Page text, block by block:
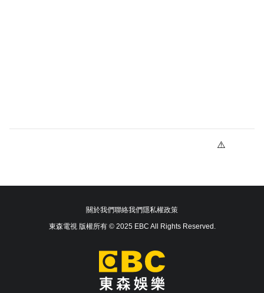
關於我們聯絡我們隱私權政策
東森電視 版權所有 © 2025 EBC All Rights Reserved.